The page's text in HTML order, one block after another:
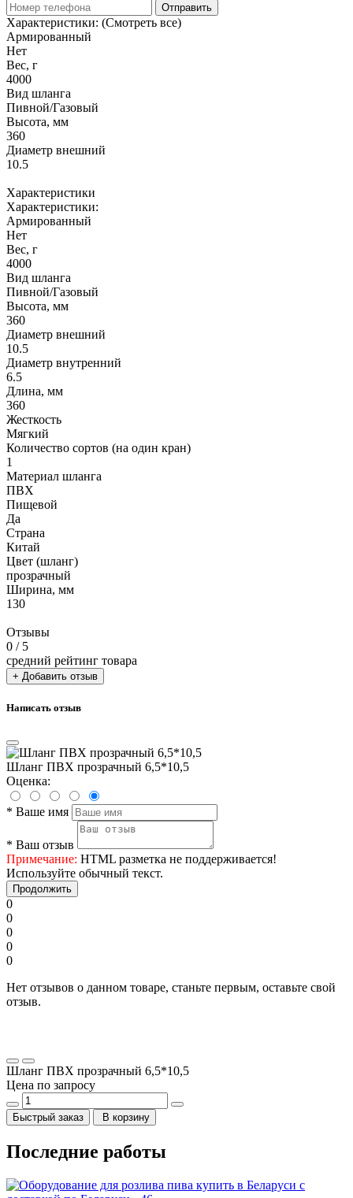
Отправить
Характеристики: (Смотреть все)
Армированный
Нет
Вес, г
4000
Вид шланга
Пивной/Газовый
Высота, мм
360
Диаметр внешний
10.5
Характеристики
Характеристики:
Армированный
Нет
Вес, г
4000
Вид шланга
Пивной/Газовый
Высота, мм
360
Диаметр внешний
10.5
Диаметр внутренний
6.5
Длина, мм
360
Жесткость
Мягкий
Количество сортов (на один кран)
1
Материал шланга
ПВХ
Пищевой
Да
Страна
Китай
Цвет (шланг)
прозрачный
Ширина, мм
130
Отзывы
0 / 5
средний рейтинг товара
+ Добавить отзыв
Написать отзыв
Шланг ПВХ прозрачный 6,5*10,5
Оценка:
* Ваше имя
* Ваш отзыв
Примечание: HTML разметка не поддерживается!
Используйте обычный текст.
Продолжить
0
0
0
0
0
Нет отзывов о данном товаре, станьте первым, оставьте свой
отзыв.
Шланг ПВХ прозрачный 6,5*10,5
Цена по запросу
Быстрый заказ В корзину
Последние работы